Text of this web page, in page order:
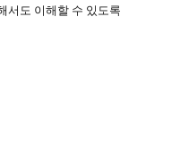
서도 이해할 수 있도록